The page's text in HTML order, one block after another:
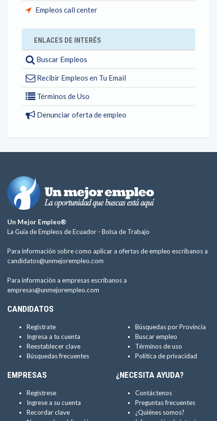
Empleos call center
ENLACES DE INTERÉS
Buscar Empleos
Recibir Empleos en Tu Email
Términos de Uso
Denunciar oferta de empleo
Un Mejor Empleo®
La Guía de Empleos de Ecuador - Bolsa de Trabajo
Para información sobre como aplicar a ofertas de empleo escríbanos a
candidatos@unmejorempleo.com
Para información a empresas escríbanos a
empresas@unmejorempleo.com
CANDIDATOS
Regístrate
Ingresa a tu cuenta
Reestablecer clave
Búsquedas frecuentes
Búsquedas por Provincia
Buscar empleo
Términos de uso
Política de privacidad
EMPRESAS
Regístrese
Ingrese a su cuenta
Recordar clave
¿NECESITA AYUDA?
Contáctenos
Preguntas frecuentes
¿Quiénes somos?